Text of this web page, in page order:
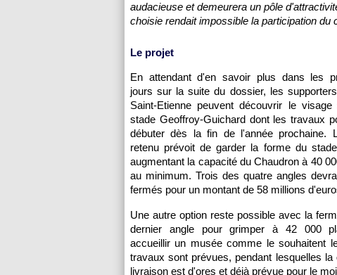
audacieuse et demeurera un pôle
choisie rendait impossible la participation du
Le projet
En attendant d'en savoir plus dans les
jours sur la suite du dossier, les
Saint-Etienne peuvent découvrir le
stade Geoffroy-Guichard dont les travaux
débuter dès la fin de l'année prochaine.
retenu prévoit de garder la forme du
augmentant la capacité du Chaudron à 40
au minimum. Trois des quatre angles
fermés pour un montant de 58 millions
Une autre option reste possible avec la
dernier angle pour grimper à 42 000
accueillir un musée comme le souhaitent
travaux sont prévues, pendant lesquelles
livraison est d'ores et déjà prévue pour le